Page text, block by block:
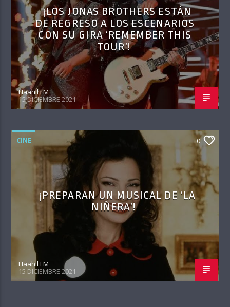
¡LOS JONAS BROTHERS ESTÁN
DE REGRESO A LOS ESCENARIOS
CON SU GIRA ‘REMEMBER THIS
TOUR’!
Haahil FM
15 DICIEMBRE 2021
CINE 0
¡PREPARAN UN MUSICAL DE ‘LA
NIÑERA’!
Haahil FM
15 DICIEMBRE 2021